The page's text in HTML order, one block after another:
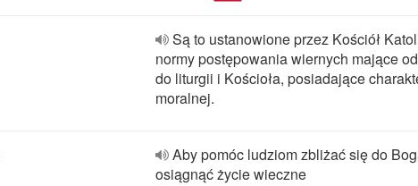
Są to ustanowione przez Kościół
normy postępowania wiernych mające
do liturgii i Kościoła, posiadające
moralnej.
Aby pomóc ludziom zbliżać się do
osiągnąć życie wieczne